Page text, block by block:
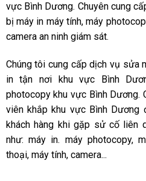
vực Bình Dương. Chuyên cung
bị máy in máy tính, máy
camera an ninh giám sát.
Chúng tôi cung cấp dịch vụ sửa
in tận nơi khu vực Bình
photocopy khu vực Bình Dương.
viên khắp khu vực Bình
khách hàng khi gặp sử cố liên
như: máy in. máy photocopy,
thoại, máy tính, camera...